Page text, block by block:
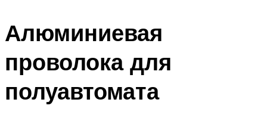
Алюминиевая
проволока для
полуавтомата